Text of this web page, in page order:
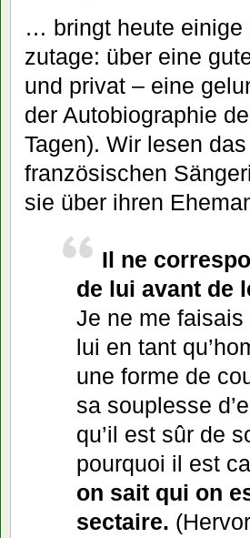
… bringt heute einige
zutage: über eine
und privat – eine
der Autobiographie
Tagen). Wir lesen das
französischen
sie über ihren
Il ne
de lui avant de
Je ne me
lui en tant
une forme de
sa souplesse
qu’il est sûr de
pourquoi il est
on sait qui on
sectaire.